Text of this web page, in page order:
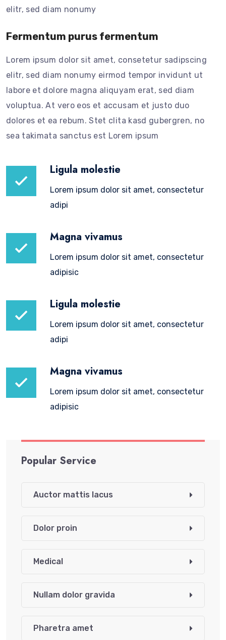
elitr, sed diam nonumy
Fermentum purus fermentum
Lorem ipsum dolor sit amet, consetetur sadipscing
elitr, sed diam nonumy eirmod tempor invidunt ut
labore et dolore magna aliquyam erat, sed diam
voluptua. At vero eos et accusam et justo duo
dolores et ea rebum. Stet clita kasd gubergren, no
sea takimata sanctus est Lorem ipsum
Ligula molestie
Lorem ipsum dolor sit amet, consectetur
adipi
Magna vivamus
Lorem ipsum dolor sit amet, consectetur
adipisic
Ligula molestie
Lorem ipsum dolor sit amet, consectetur
adipi
Magna vivamus
Lorem ipsum dolor sit amet, consectetur
adipisic
Popular Service
Auctor mattis lacus
Dolor proin
Medical
Nullam dolor gravida
Pharetra amet